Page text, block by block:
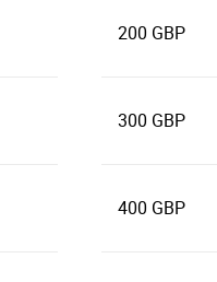
200 GBP
300 GBP
400 GBP